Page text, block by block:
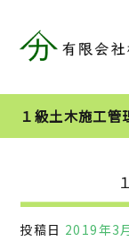
１級土木施工管
投稿日 2019年3